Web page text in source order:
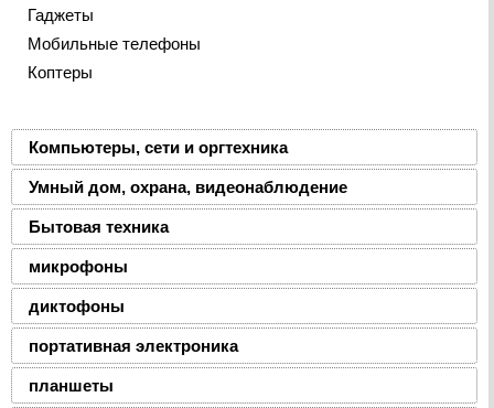
Гаджеты
Мобильные телефоны
Коптеры
Компьютеры, сети и оргтехника
Умный дом, охрана, видеонаблюдение
Бытовая техника
микрофоны
диктофоны
портативная электроника
планшеты